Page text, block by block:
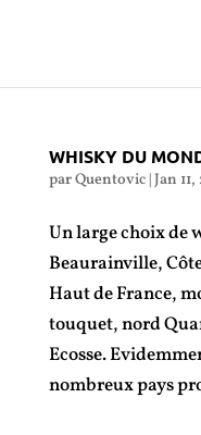
WHISKY DU
parQuentovic|Jan
Un large choix de
Beaurainville,
Haut de France,
touquet, nord
Ecosse.
nombreux pays